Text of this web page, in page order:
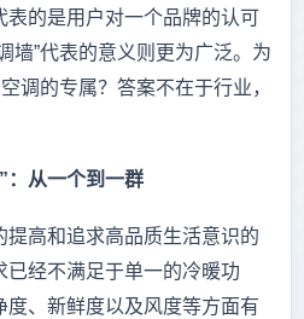
的是用户对一个品牌的认可
墙”代表的意义则更为广泛。为
调的专属？答案不在于行业，
从一个到一群
高和追求高品质生活意识的
已经不满足于单一的冷暖功
度、新鲜度以及风度等方面有